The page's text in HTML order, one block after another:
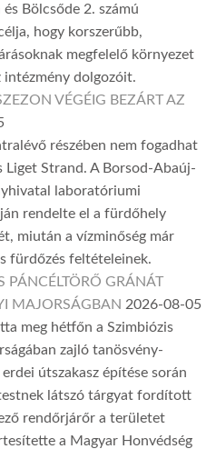
Bölcsőde 2. számú
hogy korszerűbb,
megfelelő környezet
intézmény dolgozóit.
VÉGÉIG BEZÁRT AZ
részében nem fogadhat
Liget Strand. A Borsod-Abaúj-
laboratóriumi
rendelte el a fürdőhely
miután a vízminőség már
fürdőzés feltételeinek.
PÁNCÉLTÖRŐ GRÁNÁT
MAJORSÁGBAN 2026-08-05
meg hétfőn a Szimbiózis
zajló tanösvény-
útszakasz építése során
látszó tárgyat fordított
rendőrjárőr a területet
a Magyar Honvédség